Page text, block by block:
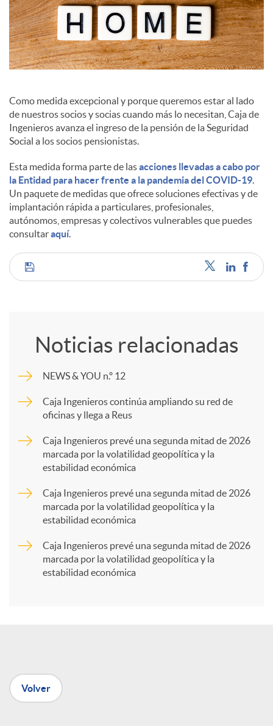
i
a
l
e
s
Como medida excepcional y porque queremos estar al lado
de nuestros socios y socias cuando más lo necesitan, Caja de
Ingenieros avanza el ingreso de la pensión de la Seguridad
Social a los socios pensionistas.
Esta medida forma parte de lasacciones llevadas a cabo por
la Entidad para hacer frente a la pandemia del COVID-19.
Un paquete de medidas que ofrece soluciones efectivas y de
implantación rápida a particulares, profesionales,
autónomos, empresas y colectivos vulnerables que puedes
consultaraquí.
C
p
a
n
Noticias relacionadas
NEWS & YOU n.º 12
Caja Ingenieros continúa ampliando su red de
oficinas y llega a Reus
Caja Ingenieros prevé una segunda mitad de 2026
marcada por la volatilidad geopolítica y la
estabilidad económica
Caja Ingenieros prevé una segunda mitad de 2026
marcada por la volatilidad geopolítica y la
estabilidad económica
Caja Ingenieros prevé una segunda mitad de 2026
marcada por la volatilidad geopolítica y la
estabilidad económica
Volver